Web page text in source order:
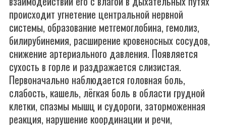
происходит угнетение центральной нервной
системы, образование метгемоглобина, гемолиз,
билирубинемия, расширение кровеносных сосудов,
снижение артериального давления. Появляется
сухость в горле и раздражается слизистая.
Первоначально наблюдается головная боль,
слабость, кашель, лёгкая боль в области грудной
клетки, спазмы мышц и судороги, заторможенная
реакция, нарушение координации и речи,